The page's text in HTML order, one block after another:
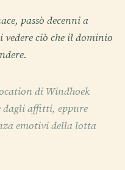
passò decenni a
vedere ciò che il dominio
di Windhoek
dagli affitti, eppure
emotivi della lotta